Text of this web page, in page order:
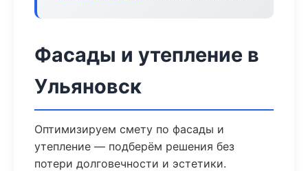
Фасады и утепление в
Ульяновск
Оптимизируем смету по фасады и
утепление — подберём решения без
потери долговечности и эстетики.